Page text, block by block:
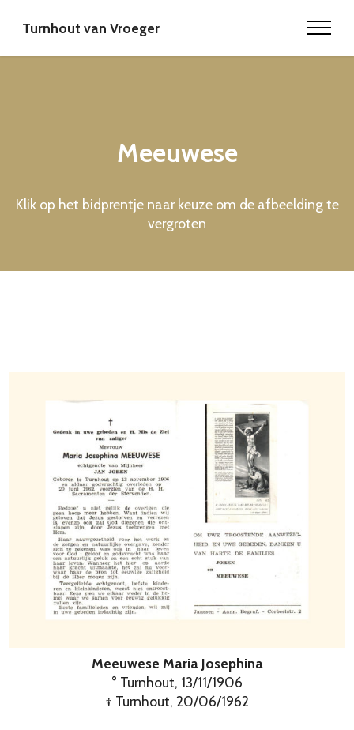
Turnhout van Vroeger
Meeuwese
Klik op het bidprentje naar keuze om de afbeelding te
vergroten
Meeuwese Maria Josephina
° Turnhout, 13/11/1906
† Turnhout, 20/06/1962